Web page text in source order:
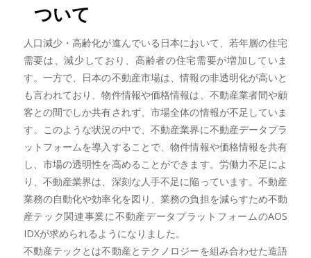
ついて
人口減少・高齢化が進んでいる日本において、若年層の住宅
需要は、減少しており、高齢者の住宅需要が増加していま
す。一方で、日本の不動産市場は、情報の非透明化が高いと
も言われており、物件情報や価格情報は、不動産業者間や顧
客との間でしか共有されず、市場全体の情報が不足していま
す。このような状況の中で、不動産業界に不動産データプラ
ットフォームを導入することで、物件情報や価格情報を共有
し、市場の透明性を高めることができます。労働力不足によ
り、不動産業界は、深刻な人手不足に陥っています。不動産
業務の自動化や効率化を図り、業務の負担を減らすため不動
産テック関連事業に不動産データプラットフォームのAOS
IDXが求められるようになりました。
不動産テックとは不動産とテクノロジーを組み合わせた造語